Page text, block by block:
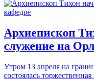
Архиепископ
служение на
Утром 13 апреля на
состоялась